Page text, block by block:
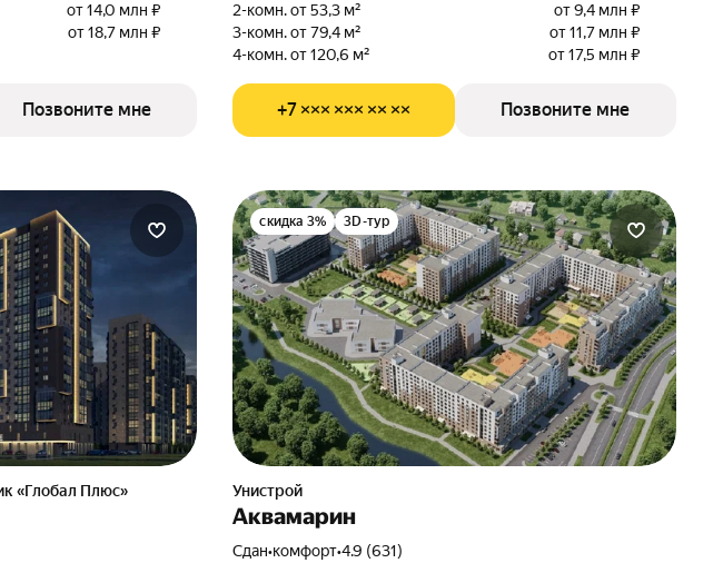
от 14,0 млн ₽
от 18,7 млн ₽
Позвоните мне
2-комн. от 53,3 м²
от 9,4 млн ₽
3-комн. от 79,4 м²
от 11,7 млн ₽
4-комн. от 120,6 м²
от 17,5 млн ₽
+7 ××× ××× ×× ×× Позвоните мне
«Глобал Плюс»
скидка 3% 3D-тур
Унистрой
Аквамарин
Сдан•комфорт•4.9 (631)